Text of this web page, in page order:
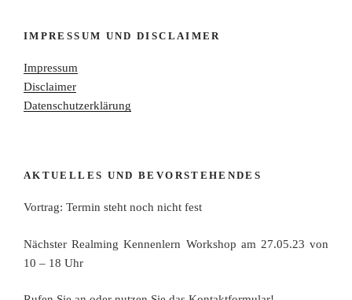
IMPRESSUM UND DISCLAIMER
Impressum
Disclaimer
Datenschutzerklärung
AKTUELLES UND BEVORSTEHENDES
Vortrag: Termin steht noch nicht fest
Nächster Realming Kennenlern Workshop am 27.05.23 von
10 – 18 Uhr